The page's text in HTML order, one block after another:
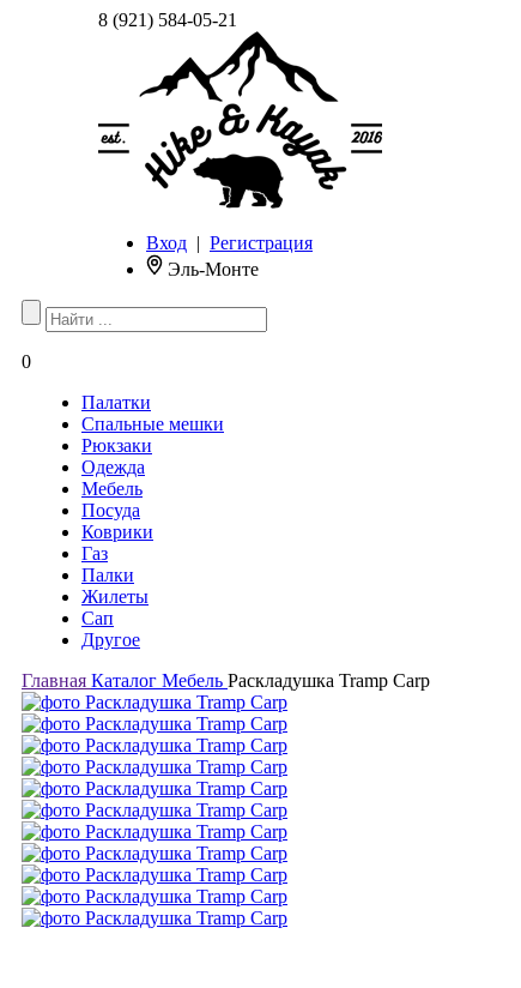
8 (921) 584-05-21
Вход | Регистрация
Эль-Монте
0
Палатки
Спальные мешки
Рюкзаки
Одежда
Мебель
Посуда
Коврики
Газ
Палки
Жилеты
Сап
Другое
Главная Каталог Мебель Раскладушка Tramp Carp